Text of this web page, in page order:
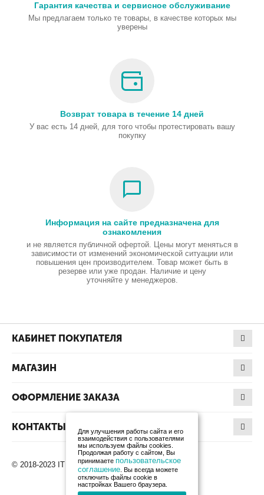
Гарантия качества и сервисное обслуживание
Мы предлагаем только те товары, в качестве которых мы
уверены
Возврат товара в течение 14 дней
У вас есть 14 дней, для того чтобы протестировать вашу
покупку
Информация на сайте предназначена для
ознакомления
и не является публичной офертой. Цены могут меняться в
зависимости от изменений экономической ситуации или
повышения цен производителем. Товар может быть в
резерве или уже продан. Наличие и цену
уточняйте у менеджеров.
КАБИНЕТ ПОКУПАТЕЛЯ
МАГАЗИН
ОФОРМЛЕНИЕ ЗАКАЗА
КОНТАКТЫ
© 2018-2023 IT Products. Все права защищены.
Для улучшения работы сайта и его
взаимодействия с пользователями
мы используем файлы cookies.
Продолжая работу с сайтом, Вы
принимаете пользовательское
соглашение . Вы всегда можете
отключить файлы cookie в
настройках Вашего браузера.